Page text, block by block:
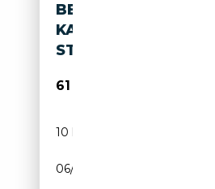
BEACH CAMPER
KAMERA LUFT-
STANDHEIZUNG
61 995€
10 km
06/2025